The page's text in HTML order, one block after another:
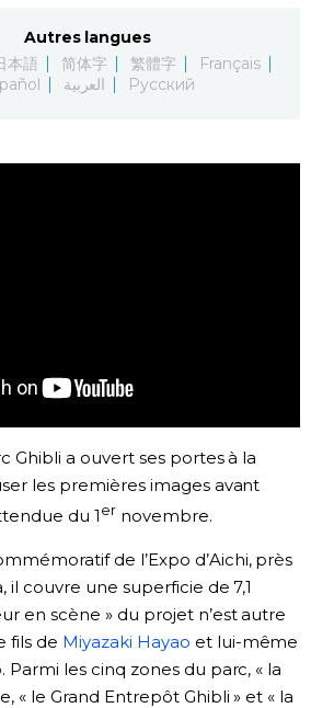
Autres langues
本語 简体字 繁體字
Français
العربية Русский
Ghibli a ouvert ses portes à la
les premières images avant
du 1ernovembre.
de l’Expo d’Aichi, près
il couvre une superficie de 7,1
en scène » du projet n’est autre
fils de Miyazaki Hayao et lui-même
Parmi les cinq zones du parc, « la
« le Grand Entrepôt Ghibli » et « la